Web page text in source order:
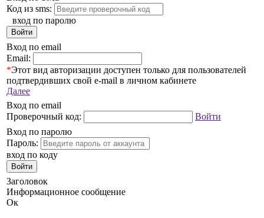
Код из sms:
вход по паролю
Войти
Вход по email
Email:
*Этот вид авторизации доступен только для пользователей
подтвердивших свой e-mail в личном кабинете
Далее
Вход по email
Проверочный код:
Войти
Вход по паролю
Пароль:
вход по коду
Войти
Заголовок
Информационное сообщение
Ок